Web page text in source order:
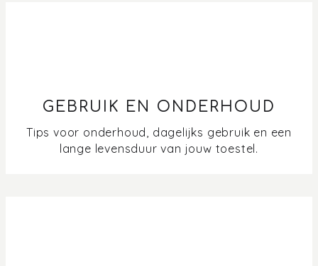
GEBRUIK EN ONDERHOUD
Tips voor onderhoud, dagelijks gebruik en een
lange levensduur van jouw toestel.